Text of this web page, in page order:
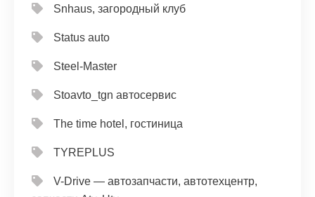
Snhaus, загородный клуб
Status auto
Steel-Master
Stoavto_tgn автосервис
The time hotel, гостиница
TYREPLUS
V-Drive — автозапчасти, автотехцентр,